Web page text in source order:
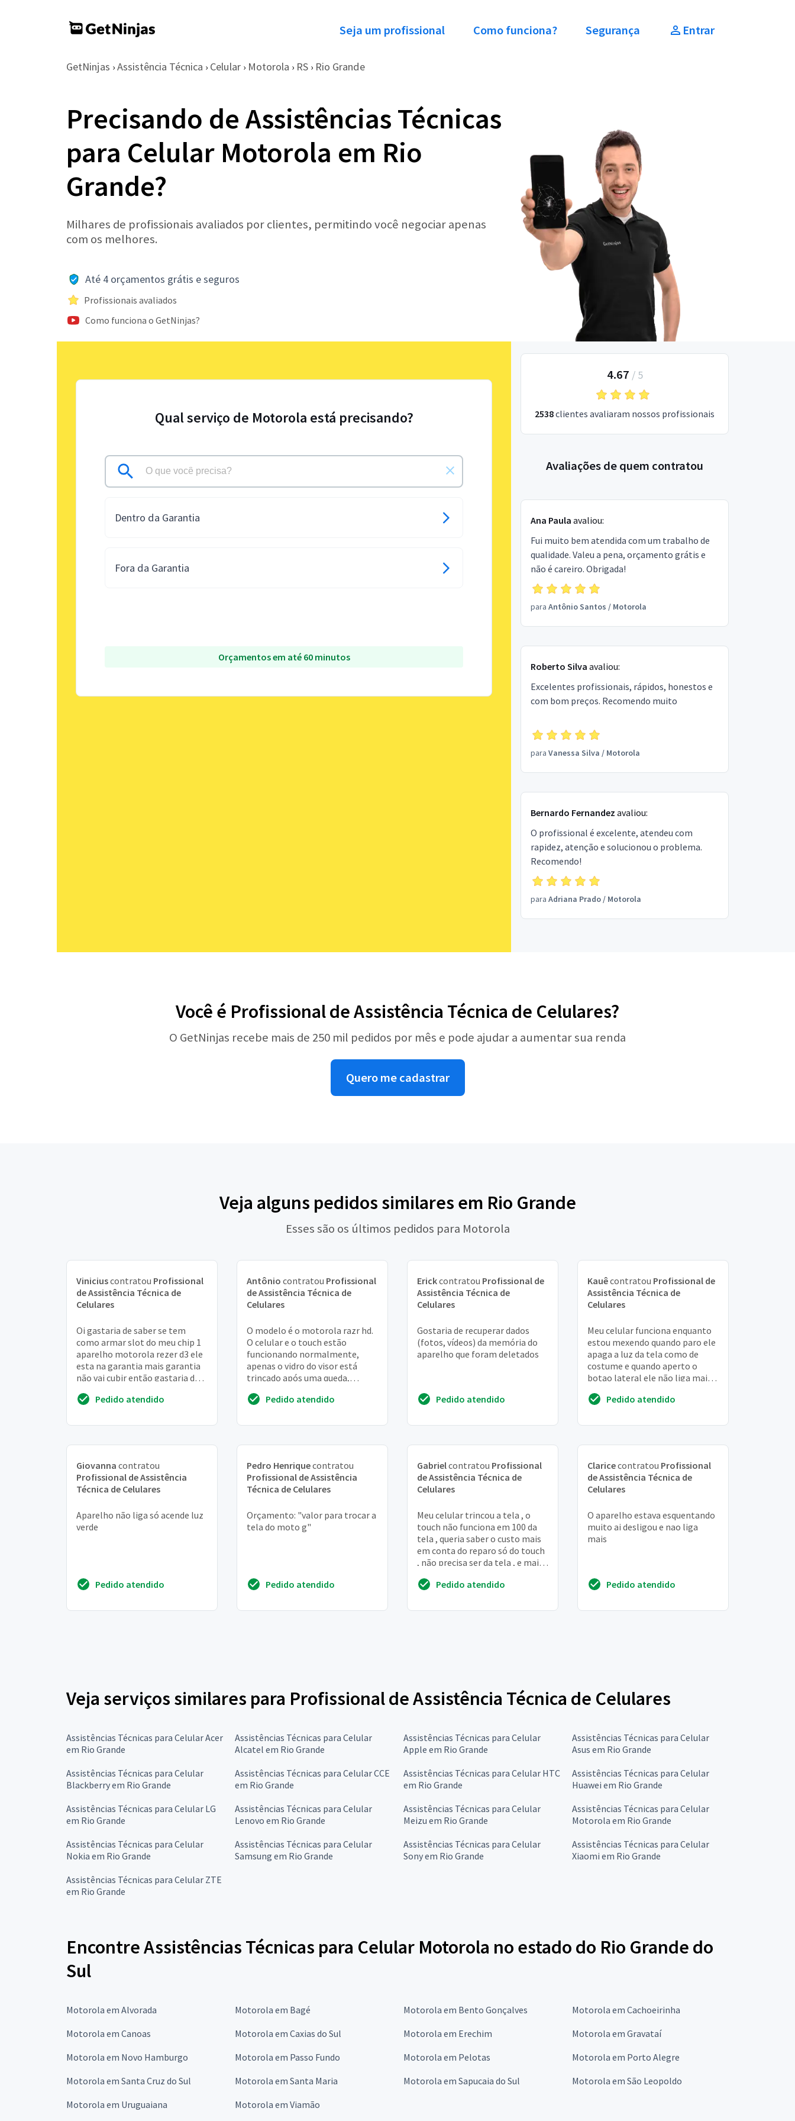
Seja um profissional Como funciona? Segurança Entrar
GetNinjas › Assistência Técnica › Celular › Motorola › RS › Rio Grande
Precisando de Assistências Técnicas
para Celular Motorola em Rio
Grande?
Milhares de profissionais avaliados por clientes, permitindo você negociar apenas
com os melhores.
Até 4 orçamentos grátis e seguros
Profissionais avaliados
Como funciona o GetNinjas?
Qual serviço de Motorola está precisando?
Dentro da Garantia
Fora da Garantia
Orçamentos em até 60 minutos
4.67 / 5
2538clientes avaliaram nossos profissionais
Avaliações de quem contratou
Ana Paula avaliou:
Fui muito bem atendida com um trabalho de
qualidade. Valeu a pena, orçamento grátis e
não é careiro. Obrigada!
para Antônio Santos / Motorola
Roberto Silva avaliou:
Excelentes profissionais, rápidos, honestos e
com bom preços. Recomendo muito
para Vanessa Silva / Motorola
Bernardo Fernandez avaliou:
O profissional é excelente, atendeu com
rapidez, atenção e solucionou o problema.
Recomendo!
para Adriana Prado/ Motorola
Você é Profissional de Assistência Técnica de Celulares?
O GetNinjas recebe mais de 250 mil pedidos por mês e pode ajudar a aumentar sua renda
Quero me cadastrar
Veja alguns pedidos similares em Rio Grande
Esses são os últimos pedidos para Motorola
Viniciuscontratou Profissional
de Assistência Técnica de
Celulares
Oi gastaria de saber se tem
como armar slot do meu chip 1
aparelho motorola rezer d3 ele
esta na garantia mais garantia
não vai cubir então gastaria de
gaveta chi...
Pedido atendido
Antônio contratou Profissional
de Assistência Técnica de
Celulares
O modelo é o motorola razr hd.
O celular e o touch estão
funcionando normalmente,
apenas o vidro do visor está
trincado após uma queda,
em recifePedido atendido
Erickcontratou Profissional de
Assistência Técnica de
Celulares
Gostaria de recuperar dados
(fotos, vídeos) da memória do
aparelho que foram deletados
Pedido atendido
Kauêcontratou Profissional de
Assistência Técnica de
Celulares
Meu celular funciona enquanto
estou mexendo quando paro ele
apaga a luz da tela como de
costume e quando aperto o
botao lateral ele não liga mais
recolocar ai...
Pedido atendido
Giovanna contratou
Profissional de Assistência
Técnica de Celulares
Aparelho não liga só acende luz
verde
Pedido atendido
Pedro Henriquecontratou
Profissional de Assistência
Técnica de Celulares
Orçamento: "valor para trocar a
tela do moto g"
Pedido atendido
Gabrielcontratou Profissional
de Assistência Técnica de
Celulares
Meu celular trincou a tela , o
touch não funciona em 100 da
tela , queria saber o custo mais
em conta do reparo só do touch
, não precisa ser da tela , e mais
Pedido atendido
Claricecontratou Profissional
de Assistência Técnica de
Celulares
O aparelho estava esquentando
muito ai desligou e nao liga
mais
Pedido atendido
Veja serviços similares para Profissional de Assistência Técnica de Celulares
Assistências Técnicas para Celular Acer
em Rio Grande
Assistências Técnicas para Celular
Alcatel em Rio Grande
Assistências Técnicas para Celular
Apple em Rio Grande
Assistências Técnicas para Celular
Asus em Rio Grande
Assistências Técnicas para Celular
Blackberry em Rio Grande
Assistências Técnicas para Celular CCE
em Rio Grande
Assistências Técnicas para Celular HTC
em Rio Grande
Assistências Técnicas para Celular
Huawei em Rio Grande
Assistências Técnicas para Celular LG
em Rio Grande
Assistências Técnicas para Celular
Lenovo em Rio Grande
Assistências Técnicas para Celular
Meizu em Rio Grande
Assistências Técnicas para Celular
Motorola em Rio Grande
Assistências Técnicas para Celular
Nokia em Rio Grande
Assistências Técnicas para Celular
Samsung em Rio Grande
Assistências Técnicas para Celular
Sony em Rio Grande
Assistências Técnicas para Celular
Xiaomi em Rio Grande
Assistências Técnicas para Celular ZTE
em Rio Grande
Encontre Assistências Técnicas para Celular Motorola no estado do Rio Grande do
Sul
Motorola em Alvorada Motorola em Bagé Motorola em Bento Gonçalves
Motorola em Cachoeirinha
Motorola em Canoas
Motorola em Caxias do Sul Motorola em Erechim
Motorola em Gravataí
Motorola em Novo Hamburgo
Motorola em Passo Fundo Motorola em Pelotas
Motorola em Porto Alegre
Motorola em Santa Cruz do Sul
Motorola em Santa Maria Motorola em Sapucaia do Sul
Motorola em São Leopoldo
Motorola em Uruguaiana
Motorola em Viamão